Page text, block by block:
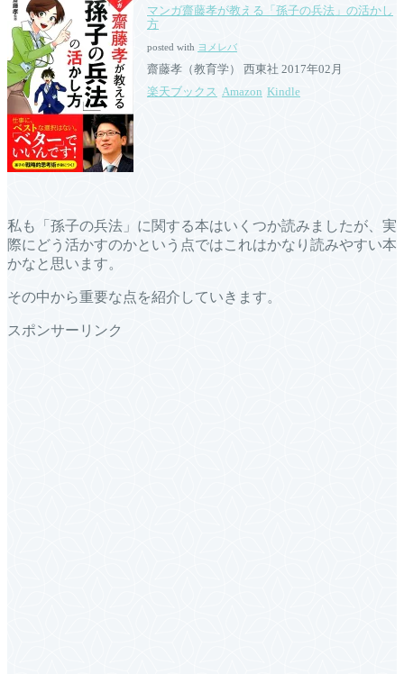
マンガ齋藤孝が教える「孫子の兵法」の活かし
方
posted with ヨメレバ
齋藤孝（教育学） 西東社 2017年02月
楽天ブックス Amazon Kindle
私も「孫子の兵法」に関する本はいくつか読みましたが、実
際にどう活かすのかという点ではこれはかなり読みやすい本
かなと思います。
その中から重要な点を紹介していきます。
スポンサーリンク